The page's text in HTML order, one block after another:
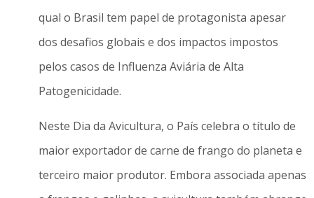
qual o Brasil tem papel de protagonista apesar
dos desafios globais e dos impactos impostos
pelos casos de Influenza Aviária de Alta
Patogenicidade.
Neste Dia da Avicultura, o País celebra o título de
maior exportador de carne de frango do planeta e
terceiro maior produtor. Embora associada apenas